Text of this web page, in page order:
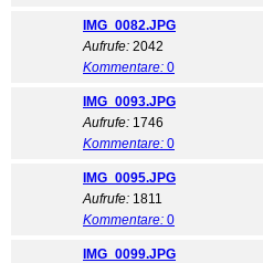
IMG_0082.JPG
Aufrufe: 2042
Kommentare: 0
IMG_0093.JPG
Aufrufe: 1746
Kommentare: 0
IMG_0095.JPG
Aufrufe: 1811
Kommentare: 0
IMG_0099.JPG